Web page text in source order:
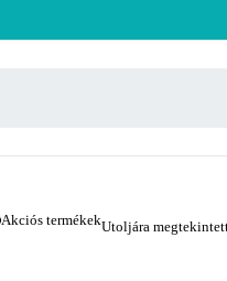
Akciós termékekUtoljára